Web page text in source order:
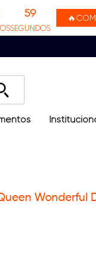
58
SEGUNDOS
Wonderful